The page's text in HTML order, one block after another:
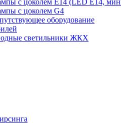
с цоколем G4
оборудование
светильники ЖКХ